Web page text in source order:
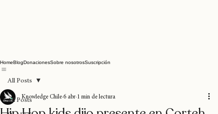
HomeBlog
All Posts
Knowledge Chile 6 abr 1 min de lectura